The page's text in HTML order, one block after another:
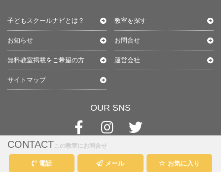
CONTACTこの教室にお問合せ
電話 メール お気に入り
子どもスクールナビとは？ 教室を探す
お知らせ お問合せ
無料教室掲載をご希望の方 運営会社
サイトマップ
OUR SNS
@kids-schoolnavi